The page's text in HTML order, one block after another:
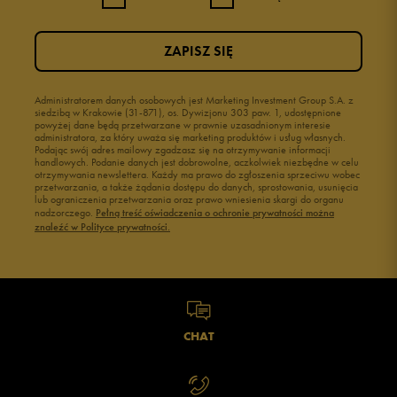
Administratorem danych osobowych jest Marketing Investment Group S.A. z
siedzibą w Krakowie (31-871), os. Dywizjonu 303 paw. 1, udostępnione
powyżej dane będą przetwarzane w prawnie uzasadnionym interesie
administratora, za który uważa się marketing produktów i usług własnych.
Podając swój adres mailowy zgadzasz się na otrzymywanie informacji
handlowych. Podanie danych jest dobrowolne, aczkolwiek niezbędne w celu
otrzymywania newslettera. Każdy ma prawo do zgłoszenia sprzeciwu wobec
przetwarzania, a także żądania dostępu do danych, sprostowania, usunięcia
lub ograniczenia przetwarzania oraz prawo wniesienia skargi do organu
nadzorczego. Pełną treść oświadczenia o ochronie prywatności można
znaleźć w Polityce prywatności.
ZAPISZ SIĘ
CHAT